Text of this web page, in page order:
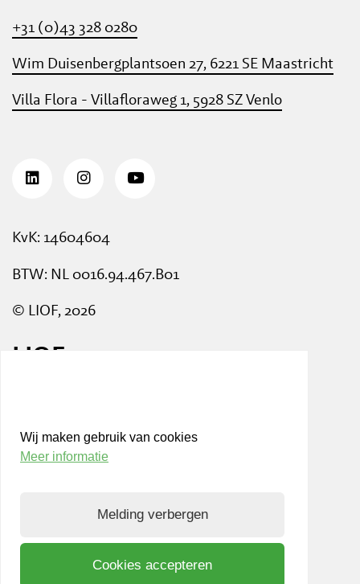
Wij maken gebruik van cookies
Meer informatie
Melding verbergen
Cookies accepteren
+31 (0)43 328 0280
Wim Duisenbergplantsoen 27, 6221 SE Maastricht
Villa Flora - Villafloraweg 1, 5928 SZ Venlo
KvK: 14604604
BTW: NL 0016.94.467.B01
© LIOF, 2026
LIOF
Events
Aanmelden nieuwsbrief